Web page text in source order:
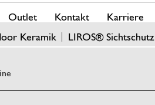
Keramik LIROS® Sichtschutz
Outlet Kontakt Karriere